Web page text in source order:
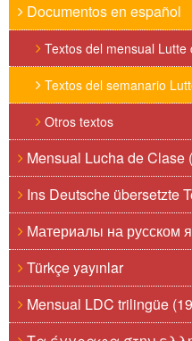
Documentos en español
Textos del mensual Lutte
Textos del semanario
Otros textos
Mensual Lucha de Clase
Ins Deutsche übersetzte
Материалы на русском
Türkçe yayınlar
Mensual LDC trilingüe